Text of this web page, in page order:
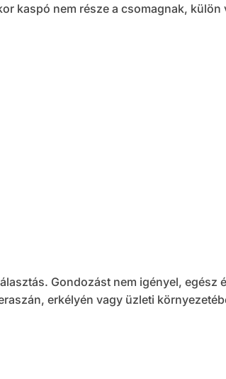
kaspó nem része a csomagnak, külön
Gondozást nem igényel, egész
erkélyén vagy üzleti